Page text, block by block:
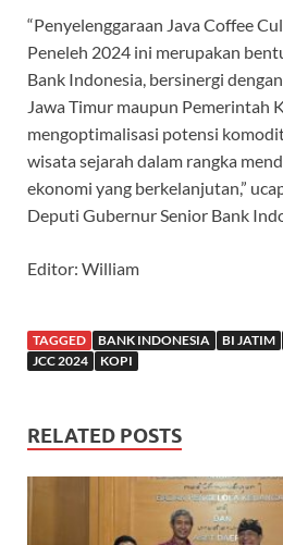
“Penyelenggaraan Java Coffee
Peneleh 2024 ini merupakan
Bank Indonesia, bersinergi
Jawa Timur maupun Pemerintah
mengoptimalisasi potensi
wisata sejarah dalam rangka
ekonomi yang berkelanjutan,”
Deputi Gubernur Senior Bank
Editor: William
TAGGED BANK INDONESIA BI JATIM
JCC 2024
KOPI
RELATED POSTS